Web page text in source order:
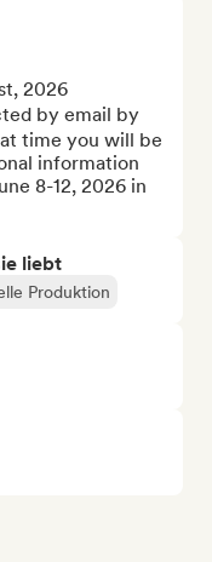
2026
by email by
time you will be
information
8-12, 2026 in
liebt
Produktion